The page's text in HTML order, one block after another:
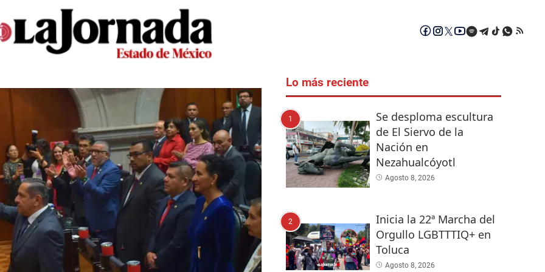
Lo más reciente
1
Se desploma escultura
de El Siervo de la
Nación en
Nezahualcóyotl
Agosto 8, 2026
2
Inicia la 22ª Marcha del
Orgullo LGBTTTIQ+ en
Toluca
Agosto 8, 2026